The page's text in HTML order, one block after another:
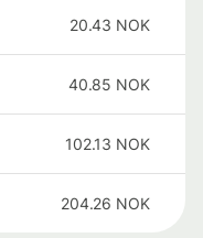
20.43 NOK
40.85 NOK
102.13 NOK
204.26 NOK